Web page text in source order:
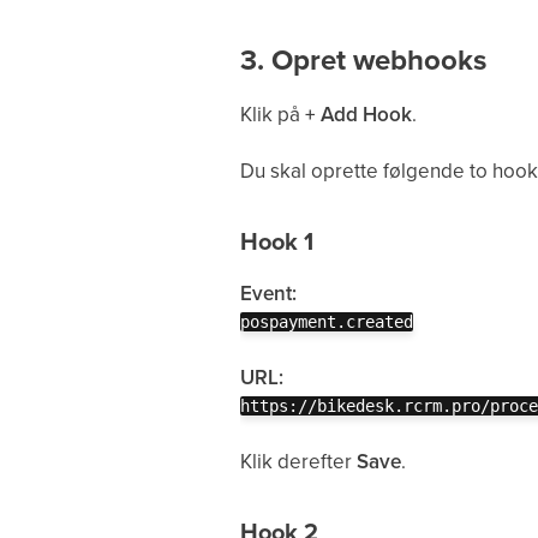
3. Opret webhooks
Klik på + Add Hook.
Du skal oprette følgende to
Hook 1
Event:
pospayment.created
URL:
https://bikedesk.rcrm.pro/
Klik derefterSave.